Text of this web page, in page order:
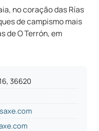
no coração das Rías
de campismo mais
de O Terrón, em
36620